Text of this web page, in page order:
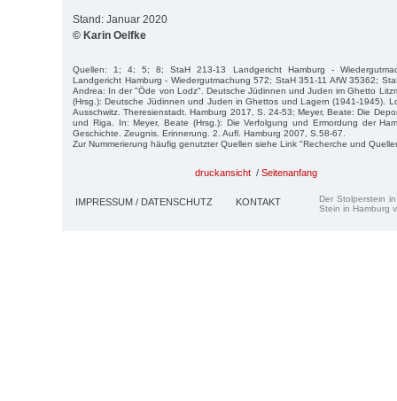
Stand: Januar 2020
© Karin Oelfke
Quellen: 1; 4; 5; 8; StaH 213-13 Landgericht Hamburg -
Landgericht Hamburg - Wiedergutmachung 572; StaH 351-11 AfW 35362;
Andrea: In der "Öde von Lodz". Deutsche Jüdinnen und Juden im Ghetto
(Hrsg.): Deutsche Jüdinnen und Juden in Ghettos und Lagern (1941-1945).
Ausschwitz. Theresienstadt. Hamburg 2017, S. 24-53; Meyer, Beate: Die
und Riga. In: Meyer, Beate (Hrsg.): Die Verfolgung und Ermordung der
Geschichte. Zeugnis. Erinnerung. 2. Aufl. Hamburg 2007, S.58-67.
Zur Nummerierung häufig genutzter Quellen siehe Link "Recherche und
druckansicht / Seitenanfang
IMPRESSUM / DATENSCHUTZ KONTAKT
Der Stolperstein
Stein in Hamburg